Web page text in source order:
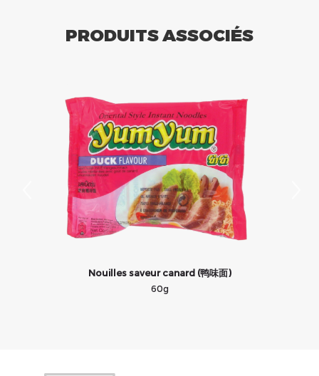
PRODUITS ASSOCIÉS
Nouilles saveur canard (鸭味面)
60g